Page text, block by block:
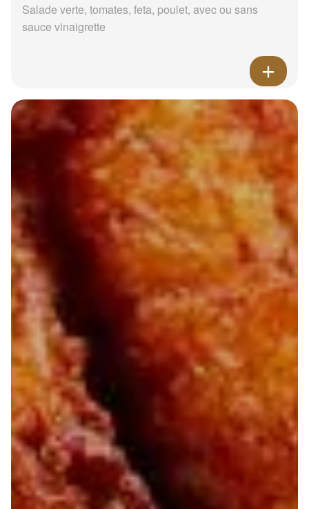
Salade verte, tomates, feta, poulet, avec ou sans
sauce vinaigrette